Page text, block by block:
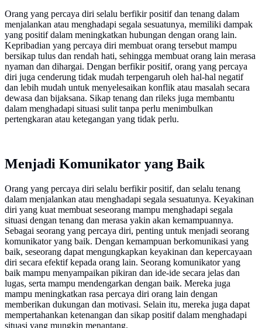
Orang yang percaya diri selalu berfikir positif dan tenang dalam
menjalankan atau menghadapi segala sesuatunya, memiliki dampak
yang positif dalam meningkatkan hubungan dengan orang lain.
Kepribadian yang percaya diri membuat orang tersebut mampu
bersikap tulus dan rendah hati, sehingga membuat orang lain merasa
nyaman dan dihargai. Dengan berfikir positif, orang yang percaya
diri juga cenderung tidak mudah terpengaruh oleh hal-hal negatif
dan lebih mudah untuk menyelesaikan konflik atau masalah secara
dewasa dan bijaksana. Sikap tenang dan rileks juga membantu
dalam menghadapi situasi sulit tanpa perlu menimbulkan
pertengkaran atau ketegangan yang tidak perlu.
Menjadi Komunikator yang Baik
Orang yang percaya diri selalu berfikir positif, dan selalu tenang
dalam menjalankan atau menghadapi segala sesuatunya. Keyakinan
diri yang kuat membuat seseorang mampu menghadapi segala
situasi dengan tenang dan merasa yakin akan kemampuannya.
Sebagai seorang yang percaya diri, penting untuk menjadi seorang
komunikator yang baik. Dengan kemampuan berkomunikasi yang
baik, seseorang dapat mengungkapkan keyakinan dan kepercayaan
diri secara efektif kepada orang lain. Seorang komunikator yang
baik mampu menyampaikan pikiran dan ide-ide secara jelas dan
lugas, serta mampu mendengarkan dengan baik. Mereka juga
mampu meningkatkan rasa percaya diri orang lain dengan
memberikan dukungan dan motivasi. Selain itu, mereka juga dapat
mempertahankan ketenangan dan sikap positif dalam menghadapi
situasi yang mungkin menantang.